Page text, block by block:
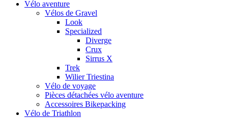
Vélo aventure
Vélos de Gravel
Look
Specialized
Diverge
Crux
Sirrus X
Trek
Wilier Triestina
Vélo de voyage
Pièces détachées vélo aventure
Accessoires Bikepacking
Vélo de Triathlon